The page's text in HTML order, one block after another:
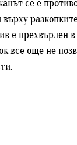
се е
е прехвърлен
все още не